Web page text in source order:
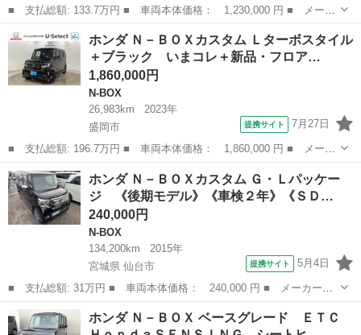
■ 支払総額: 133.7万円 ■ 車両本体価格： 1,230,000 円 ■ メーカ
ー名： ホンダ ■ 車種名： Ｎ－ＢＯＸカスタム ■ グレード
名： Ｌターボ ・ガソリン車・Ｈｏｎｄａセンシング・メモリーナ
ビ（社外品）...
岩手 盛岡市 N-BOX
ホンダ Ｎ－ＢＯＸカスタム Ｌターボスタイル
＋ブラック いまコレ＋新品・フロア…
1,860,000円
N-BOX
26,983km
2023年
盛岡市
提携サイト 7月27日
■ 支払総額: 196.7万円 ■ 車両本体価格： 1,860,000 円 ■ メーカ
ー名： ホンダ ■ 車種名： Ｎ－ＢＯＸカスタム ■ グレード
名： Ｌターボスタイル＋ブラック いまコレ＋新品・フロアカーペ
ットマット付...
岩手 盛岡市 N-BOX
ホンダ Ｎ－ＢＯＸカスタム Ｇ・Ｌパッケー
ジ 《後期モデル》《車検２年》《ＳＤ…
240,000円
N-BOX
134,200km
2015年
宮城県 仙台市
提携サイト 5月4日
■ 支払総額: 31万円 ■ 車両本体価格： 240,000 円 ■ メーカー
名： ホンダ ■ 車種名： Ｎ－ＢＯＸカスタム ■ グレード名：
Ｇ・Ｌパッケージ 《後期モデル》《車検２年》《ＳＤナビＴＶワン
宮城 仙台市 N-BOX
ホンダ Ｎ－ＢＯＸ ベースグレード ＥＴＣ